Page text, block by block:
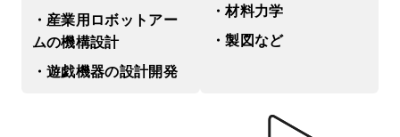
・産業⽤ロボットアー
ムの機構設計
・遊戯機器の設計開発
・材料力学
・製図など